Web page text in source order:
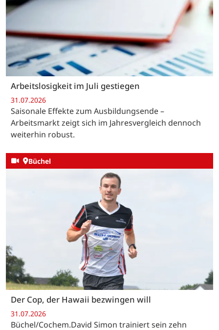
Arbeitslosigkeit im Juli gestiegen
31.07.2026
Saisonale Effekte zum Ausbildungsende –
Arbeitsmarkt zeigt sich im Jahresvergleich dennoch
weiterhin robust.
Büchel
Der Cop, der Hawaii bezwingen will
31.07.2026
Büchel/Cochem.David Simon trainiert sein zehn